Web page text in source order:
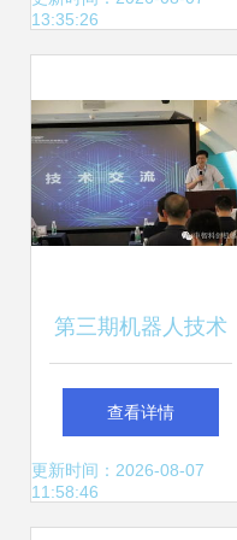
13:35:26
第三期机器人技术
交流会 安防新趋势
与技术创新
查看详情
更新时间：2026-08-07
11:58:46